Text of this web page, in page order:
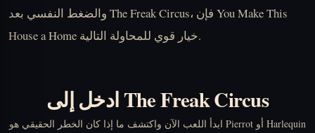
والضغط النفسي بعد The Freak Circus، فإن You Make This
House a Home خيار قوي للمحاولة التالية.
ادخل إلى The Freak Circus
ابدأ اللعب الآن واكتشف ما إذا كان الخطر الحقيقي هو Pierrot أو Harlequin